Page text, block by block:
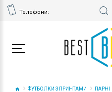
Телефони:
ФУТБОЛКИ З ПРИНТАМИ
ПАРНІ